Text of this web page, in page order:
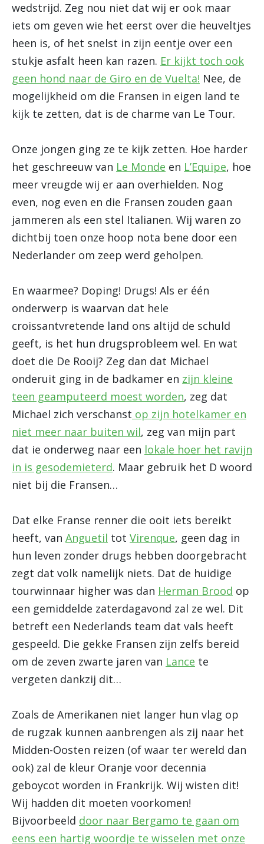
wedstrijd. Zeg nou niet dat wij er ook maar
iets om geven wie het eerst over die heuveltjes
heen is, of het snelst in zijn eentje over een
stukje asfalt heen kan razen. Er kijkt toch ook
geen hond naar de Giro en de Vuelta! Nee, de
mogelijkheid om die Fransen in eigen land te
kijk te zetten, dat is de charme van Le Tour.
Onze jongen ging ze te kijk zetten. Hoe harder
het geschreeuw van Le Monde en L’Equipe, hoe
meer vreugde wij er aan overhielden. Nog
even, nog even en die Fransen zouden gaan
jammeren als een stel Italianen. Wij waren zo
dichtbij toen onze hoop nota bene door een
Nederlander om zeep werd geholpen.
En waarmee? Doping! Drugs! Als er één
onderwerp is waarvan dat hele
croissantvretende land ons altijd de schuld
geeft, is het hun drugsprobleem wel. En wat
doet die De Rooij? Zeg dan dat Michael
onderuit ging in de badkamer en zijn kleine
teen geamputeerd moest worden, zeg dat
Michael zich verschanst op zijn hotelkamer en
niet meer naar buiten wil, zeg van mijn part
dat ie onderweg naar een lokale hoer het ravijn
in is gesodemieterd. Maar gebruik het D woord
niet bij die Fransen…
Dat elke Franse renner die ooit iets bereikt
heeft, van Anguetil tot Virenque, geen dag in
hun leven zonder drugs hebben doorgebracht
zegt dat volk namelijk niets. Dat de huidige
tourwinnaar higher was dan Herman Brood op
een gemiddelde zaterdagavond zal ze wel. Dit
betreft een Nederlands team dat vals heeft
gespeeld. Die gekke Fransen zijn zelfs bereid
om de zeven zwarte jaren van Lance te
vergeten dankzij dit…
Zoals de Amerikanen niet langer hun vlag op
de rugzak kunnen aanbrengen als zij naar het
Midden-Oosten reizen (of waar ter wereld dan
ook) zal de kleur Oranje voor decennia
geboycot worden in Frankrijk. Wij wisten dit!
Wij hadden dit moeten voorkomen!
Bijvoorbeeld door naar Bergamo te gaan om
eens een hartig woordje te wisselen met onze